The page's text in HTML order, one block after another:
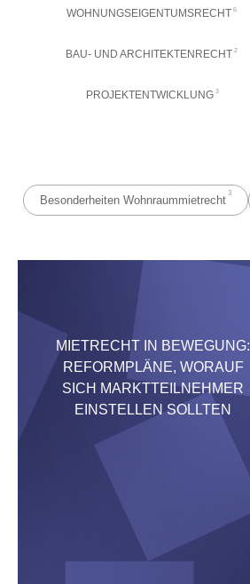
WOHNUNGSEIGENTUMSRECHT 6
BAU- UND ARCHITEKTENRECHT 2
PROJEKTENTWICKLUNG 3
Besonderheiten Wohnraummietrecht
3
MIETRECHT IN BEWEGUNG:
REFORMPLÄNE, WORAUF
SICH MARKTTEILNEHMER
EINSTELLEN SOLLTEN